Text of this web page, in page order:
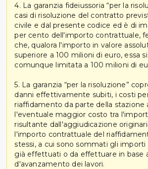
4. La garanzia fideiussoria “per la
casi di risoluzione del contratto
civile e dal presente codice ed è di
per cento dell'importo contrattuale,
che, qualora l'importo in valore
superiore a 100 milioni di euro, essa
comunque limitata a 100 milioni di
5. La garanzia “per la risoluzione”
danni effettivamente subiti, i costi
riaffidamento da parte della stazione
l'eventuale maggior costo tra
risultante dall'aggiudicazione
l'importo contrattuale del
stessi, a cui sono sommati gli
già effettuati o da effettuare in base
d'avanzamento dei lavori.